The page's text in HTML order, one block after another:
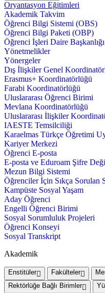
Oryantasyon Eğitimleri
Akademik Takvim
Öğrenci Bilgi Sistemi (OBS)
Öğrenci Bilgi Paketi (OBP)
Öğrenci İşleri Daire Başkanlığı
Yönetmelikler
Yönergeler
Dış İlişkiler Genel
Erasmus+ Koordinatörlüğü
Farabi Koordinatörlüğü
Uluslararası Öğrenci Birimi
Mevlana Koordinatörlüğü
Uluslararası İlişkiler
IAESTE Temsilciliği
Karaelmas Türkçe Öğretimi
Kariyer Merkezi
Öğrenci E-posta
E-posta ve Eduroam Şifre
Mezun Bilgi Sistemi
Öğrenciler İçin Sıkça Sorulan
Kampüste Sosyal Yaşam
Aday Öğrenci
Engelli Öğrenci Birimi
Sosyal Sorumluluk Projeleri
Öğrenci Konseyi
Sosyal Transkript
Akademik
Enstitüler Fakülteler
Rektörlüğe Bağlı Birimler